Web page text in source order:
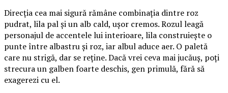
Direcția cea mai sigură rămâne combinația dintre roz
pudrat, lila pal și un alb cald, ușor cremos. Rozul leagă
personajul de accentele lui interioare, lila construiește o
punte între albastru și roz, iar albul aduce aer. O paletă
care nu strigă, dar se reține. Dacă vrei ceva mai jucăuș, poți
strecura un galben foarte deschis, gen primulă, fără să
exagerezi cu el.